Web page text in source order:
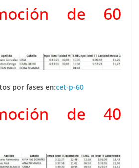
de 60
por fases en:cet-p-60
de 40